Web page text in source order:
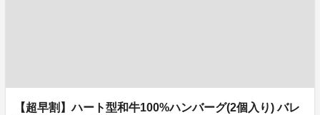
【超早割】ハート型和牛100%ハンバーグ(2個入り) バレ